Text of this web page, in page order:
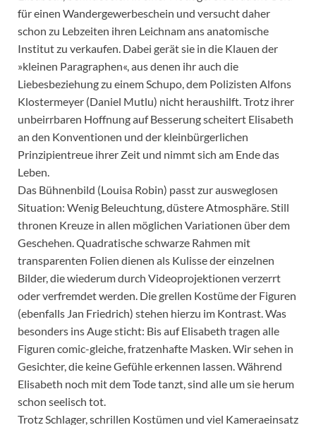
für einen Wandergewerbeschein und versucht daher
schon zu Lebzeiten ihren Leichnam ans anatomische
Institut zu verkaufen. Dabei gerät sie in die Klauen der
»kleinen Paragraphen«, aus denen ihr auch die
Liebesbeziehung zu einem Schupo, dem Polizisten Alfons
Klostermeyer (Daniel Mutlu) nicht heraushilft. Trotz ihrer
unbeirrbaren Hoffnung auf Besserung scheitert Elisabeth
an den Konventionen und der kleinbürgerlichen
Prinzipientreue ihrer Zeit und nimmt sich am Ende das
Leben.
Das Bühnenbild (Louisa Robin) passt zur ausweglosen
Situation: Wenig Beleuchtung, düstere Atmosphäre. Still
thronen Kreuze in allen möglichen Variationen über dem
Geschehen. Quadratische schwarze Rahmen mit
transparenten Folien dienen als Kulisse der einzelnen
Bilder, die wiederum durch Videoprojektionen verzerrt
oder verfremdet werden. Die grellen Kostüme der Figuren
(ebenfalls Jan Friedrich) stehen hierzu im Kontrast. Was
besonders ins Auge sticht: Bis auf Elisabeth tragen alle
Figuren comic-gleiche, fratzenhafte Masken. Wir sehen in
Gesichter, die keine Gefühle erkennen lassen. Während
Elisabeth noch mit dem Tode tanzt, sind alle um sie herum
schon seelisch tot.
Trotz Schlager, schrillen Kostümen und viel Kameraeinsatz